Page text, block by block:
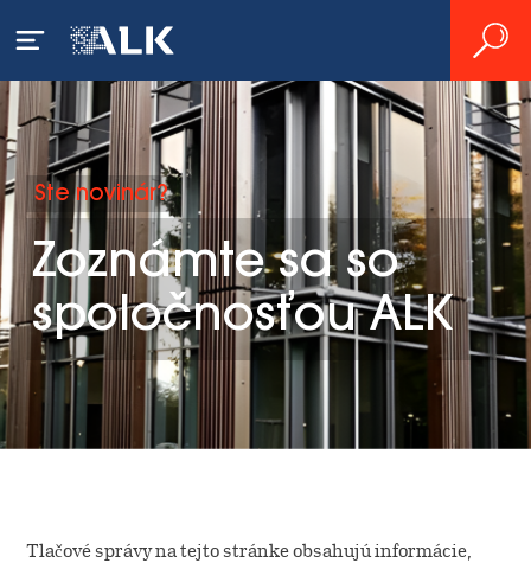
Ste novinár?
Zoznámte sa so
spoločnosťou ALK
Tlačové správy na tejto stránke obsahujú informácie,